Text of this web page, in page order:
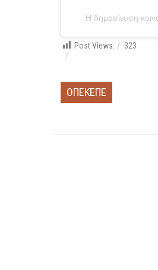
Η δημοσίευση
Post Views: 323
ΟΠΕΚΕΠΕ